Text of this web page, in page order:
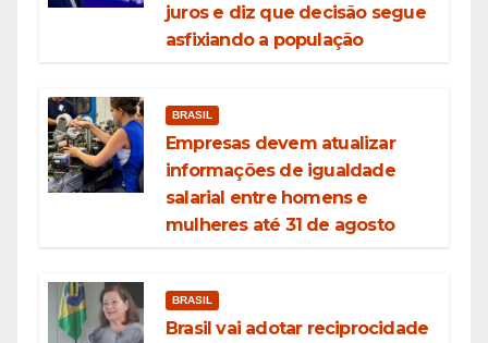
juros e diz que decisão segue
asfixiando a população
BRASIL
Empresas devem atualizar
informações de igualdade
salarial entre homens e
mulheres até 31 de agosto
BRASIL
Brasil vai adotar reciprocidade